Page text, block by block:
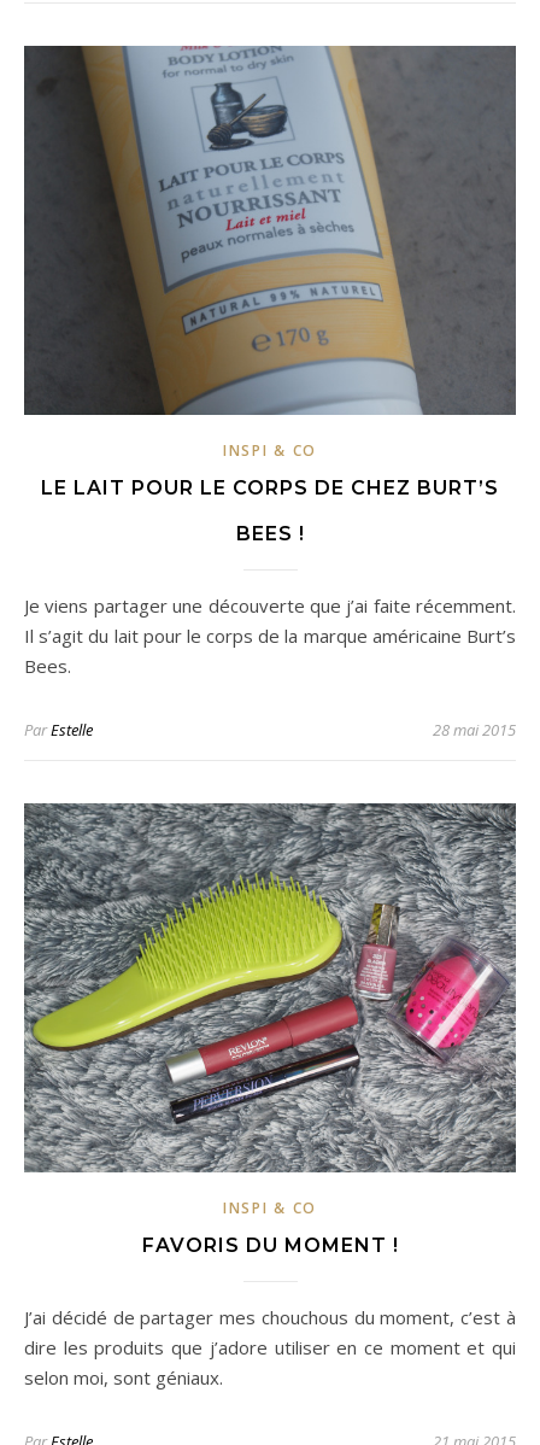
INSPI & CO
LE LAIT POUR LE CORPS DE CHEZ BURT’S
BEES !
Je viens partager une découverte que j’ai faite récemment.
Il s’agit du lait pour le corps de la marque américaine Burt’s
Bees.
ParEstelle 28 mai 2015
INSPI & CO
FAVORIS DU MOMENT !
J’ai décidé de partager mes chouchous du moment, c’est à
dire les produits que j’adore utiliser en ce moment et qui
selon moi, sont géniaux.